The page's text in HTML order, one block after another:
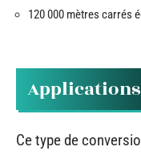
120 000 mètres carrés
Ce type de